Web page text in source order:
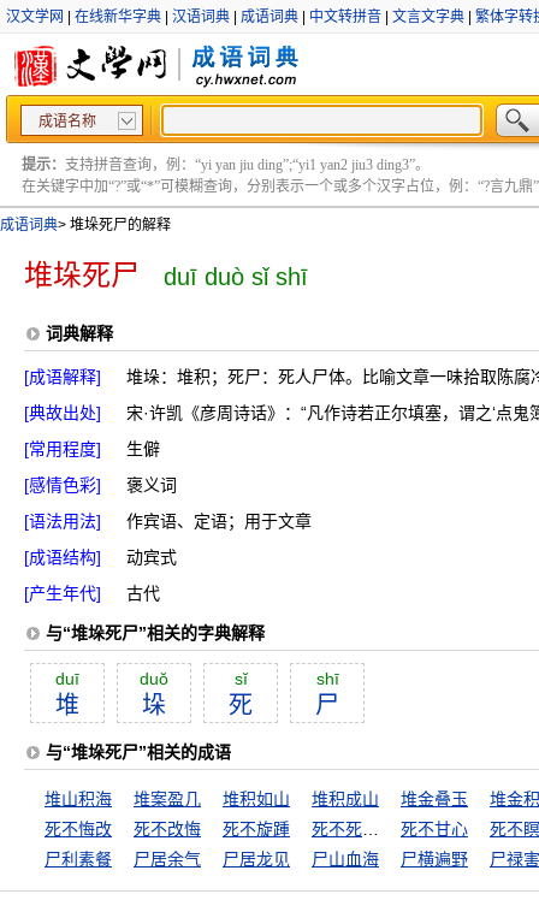
汉文学网 在线新华字典 汉语词典 成语词典 中文转拼音 文言文字典 繁体字转
成语名称
提示： 支持拼音查询，例：“yi yan jiu ding”;“yi1 yan2 jiu3 ding3”。
在关键字中加“?”或“*”可模糊查询，分别表示一个或多个汉字占位，例：“?言九鼎”
成语词典> 堆垛死尸的解释
堆垛死尸 duī duò sǐ shī
词典解释
[成语解释]
堆垛：堆积；死尸：死人尸体。比喻文章一味拾取陈腐
[典故出处]
宋·许凯《彦周诗话》：“凡作诗若正尔填塞，谓之‘点鬼
[常用程度]
生僻
[感情色彩]
褒义词
[语法用法]
作宾语、定语；用于文章
[成语结构]
动宾式
[产生年代]
古代
与“堆垛死尸”相关的字典解释
duī
堆
duŏ
垛
sĭ
死
shī
尸
与“堆垛死尸”相关的成语
堆山积海 堆案盈几 堆积如山 堆积成山 堆金叠玉
堆金
死不悔改
死不改悔 死不旋踵 死不甘心
死不
尸利素餐
尸居余气 尸居龙见 尸山血海 尸横遍野 尸禄